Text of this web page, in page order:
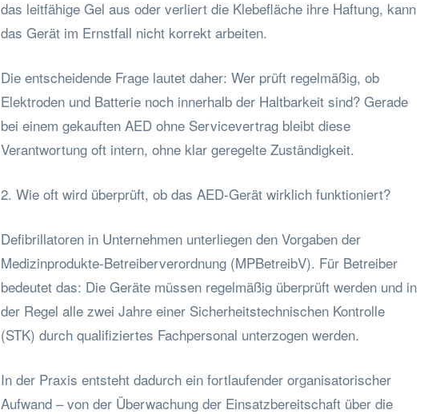
das leitfähige Gel aus oder verliert die Klebefläche ihre Haftung, kann
das Gerät im Ernstfall nicht korrekt arbeiten.
Die entscheidende Frage lautet daher: Wer prüft regelmäßig, ob
Elektroden und Batterie noch innerhalb der Haltbarkeit sind? Gerade
bei einem gekauften AED ohne Servicevertrag bleibt diese
Verantwortung oft intern, ohne klar geregelte Zuständigkeit.
2. Wie oft wird überprüft, ob das AED-Gerät wirklich funktioniert?
Defibrillatoren in Unternehmen unterliegen den Vorgaben der
Medizinprodukte-Betreiberverordnung (MPBetreibV). Für Betreiber
bedeutet das: Die Geräte müssen regelmäßig überprüft werden und in
der Regel alle zwei Jahre einer Sicherheitstechnischen Kontrolle
(STK) durch qualifiziertes Fachpersonal unterzogen werden.
In der Praxis entsteht dadurch ein fortlaufender organisatorischer
Aufwand – von der Überwachung der Einsatzbereitschaft über die